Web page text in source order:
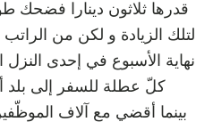
قدرها ثلاثون دينارا فضحك
لتلك الزيادة و لكن من
نهاية الأسبوع في إحدى
كلّ عطلة للسفر إلى بلد
بينما أقضي مع آلاف